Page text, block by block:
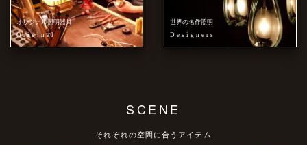
オリジナル照明器具
Original
世界の名作照明
Designers
SCENE
それぞれの空間に合うアイテム